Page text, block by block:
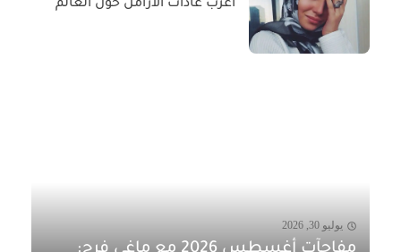
أغرب عادات الأرامل حول العالم
يوليو 30, 2026